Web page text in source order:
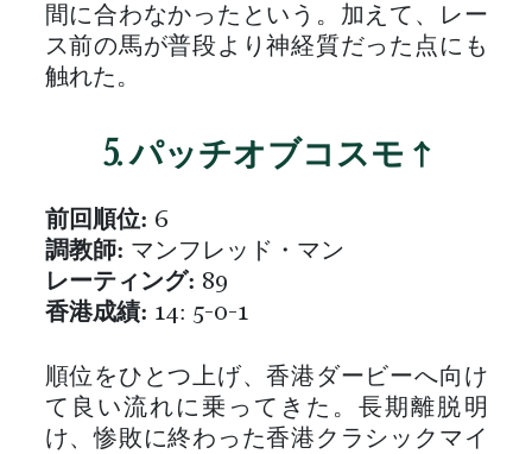
間に合わなかったという。加えて、レー
ス前の馬が普段より神経質だった点にも
触れた。
5. パッチオブコスモ ↑
前回順位: 6
調教師: マンフレッド・マン
レーティング: 89
香港成績: 14: 5-0-1
順位をひとつ上げ、香港ダービーへ向け
て良い流れに乗ってきた。長期離脱明
け、惨敗に終わった香港クラシックマイ